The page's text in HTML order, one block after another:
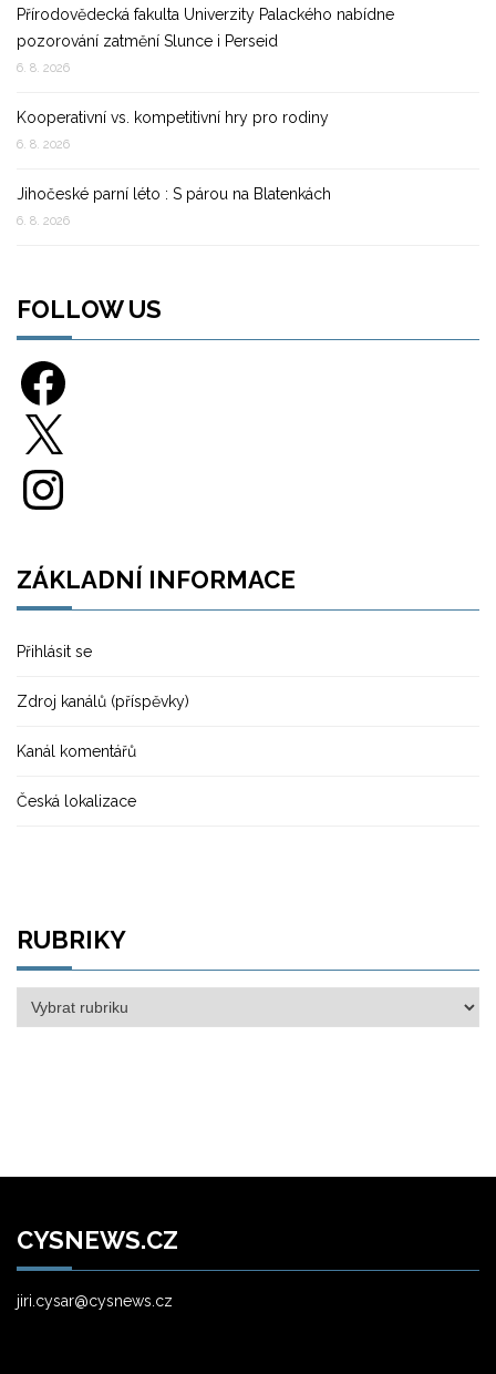
Přírodovědecká fakulta Univerzity Palackého nabídne
pozorování zatmění Slunce i Perseid
6. 8. 2026
Kooperativní vs. kompetitivní hry pro rodiny
6. 8. 2026
Jihočeské parní léto : S párou na Blatenkách
6. 8. 2026
FOLLOW US
Facebook
Instagram
ZÁKLADNÍ INFORMACE
Přihlásit se
Zdroj kanálů (příspěvky)
Kanál komentářů
Česká lokalizace
RUBRIKY
Rubriky
CYSNEWS.CZ
jiri.cysar@cysnews.cz